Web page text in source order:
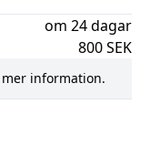
om 24 dagar
800SEK
information.